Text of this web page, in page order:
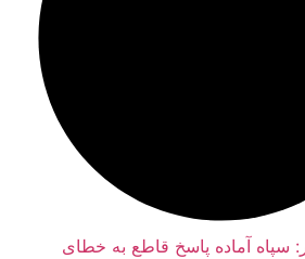
پاسخ قاطع به خطای